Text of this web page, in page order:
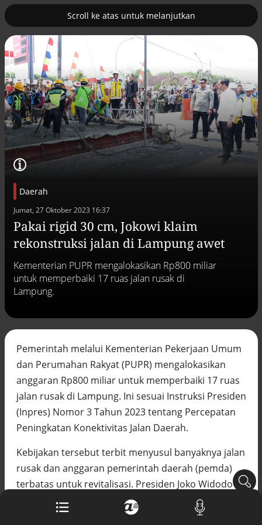
Scroll ke atas untuk melanjutkan
Daerah
Jumat, 27 Oktober 2023 16:37
Pakai rigid 30 cm, Jokowi klaim
rekonstruksi jalan di Lampung awet
Kementerian PUPR mengalokasikan Rp800 miliar
untuk memperbaiki 17 ruas jalan rusak di
Lampung.
Pemerintah melalui Kementerian Pekerjaan Umum
dan Perumahan Rakyat (PUPR) mengalokasikan
anggaran Rp800 miliar untuk memperbaiki 17 ruas
jalan rusak di Lampung. Ini sesuai Instruksi Presiden
(Inpres) Nomor 3 Tahun 2023 tentang Percepatan
Peningkatan Konektivitas Jalan Daerah.
Kebijakan tersebut terbit menyusul banyaknya jalan
rusak dan anggaran pemerintah daerah (pemda)
terbatas untuk revitalisasi. Presiden Joko Widodo
(Jokowi) pun sempat meninjaunya, seperti di
kawasan Kota Baru, Kabupaten Lampung Selatan
2
Tambahan TKD menggerakkan 42
kegiatan di Lhokseumawe
Efek jera untuk pejabat abai LHKPN
Alinea.id - Peristiwa
Buku berusia 900 tahun ditemukan di
arsip rahasia Vatikan, ada prediksi
Akar persoalan berulangnya kekerasan
Alinea.id - Peristiwa
DPR minta penerbitan sertifikat pagar
Alinea.id - Peristiwa
Mungkinkah duet Anies-Ahok terealisasi
di Pilpres 2029?
Alinea.id - Politik
Pemprov Sultra klarifikasi isu PT GKP,
imbau masyarakat hormati proses
Alinea.id - Peristiwa